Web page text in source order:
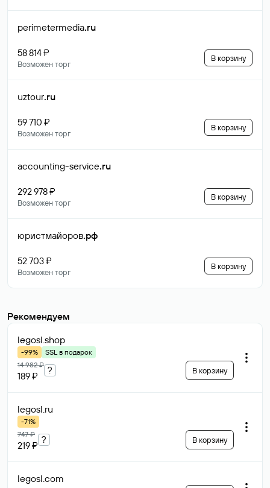
perimetermedia.ru
58 814 ₽
Возможен торг
В корзину
uztour.ru
59 710 ₽
Возможен торг
В корзину
accounting-service.ru
292 978 ₽
Возможен торг
В корзину
юристмайоров.рф
52 703 ₽
Возможен торг
В корзину
Рекомендуем
legosl.shop
-99%
SSL в подарок
14 982 ₽
189 ₽
? В корзину
legosl.ru
-71%
747 ₽
219 ₽
? В корзину
legosl.com